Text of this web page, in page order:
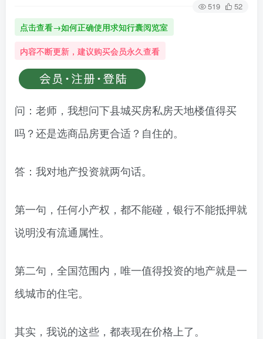
519 52
点击查看→如何正确使用求知行囊阅览室
内容不断更新，建议购买会员永久查看
问：老师，我想问下县城买房私房天地楼值得买
吗？还是选商品房更合适？自住的。
答：我对地产投资就两句话。
第一句，任何小产权，都不能碰，银行不能抵押就
说明没有流通属性。
第二句，全国范围内，唯一值得投资的地产就是一
线城市的住宅。
其实，我说的这些，都表现在价格上了。